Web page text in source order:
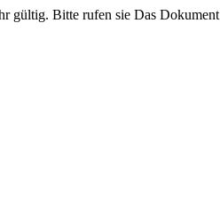
gültig. Bitte rufen sie Das Dokument